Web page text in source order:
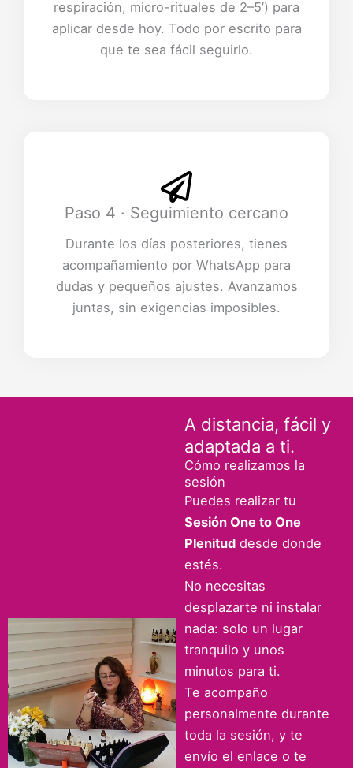
respiración, micro-rituales de 2–5’) para
aplicar desde hoy. Todo por escrito para
que te sea fácil seguirlo.
Paso 4 · Seguimiento cercano
Durante los días posteriores, tienes
acompañamiento por WhatsApp para
dudas y pequeños ajustes. Avanzamos
juntas, sin exigencias imposibles.
A distancia, fácil y
adaptada a ti.
Cómo realizamos la
sesión
Puedes realizar tu
Sesión One to One
Plenitud desde donde
estés.
No necesitas
desplazarte ni instalar
nada: solo un lugar
tranquilo y unos
minutos para ti.
Te acompaño
personalmente durante
toda la sesión, y te
envío el enlace o te